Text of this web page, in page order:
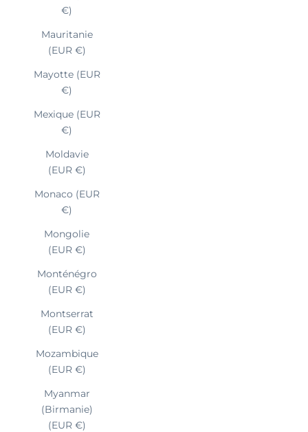
€)
Mauritanie
(EUR €)
Mayotte (EUR
€)
Mexique (EUR
€)
Moldavie
(EUR €)
Monaco (EUR
€)
Mongolie
(EUR €)
Monténégro
(EUR €)
Montserrat
(EUR €)
Mozambique
(EUR €)
Myanmar
(Birmanie)
(EUR €)